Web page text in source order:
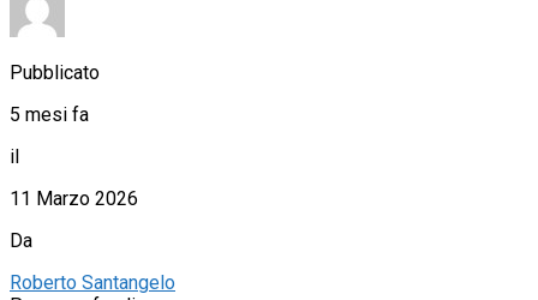
Pubblicato
5 mesi fa
il
11 Marzo 2026
Da
Roberto Santangelo